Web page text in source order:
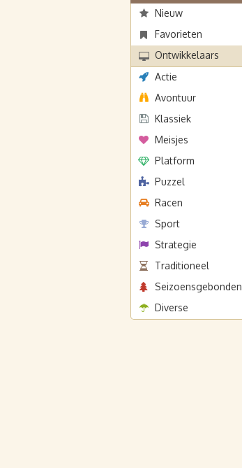
Nieuw
Favorieten
Ontwikkelaars
Actie
Avontuur
Klassiek
Meisjes
Platform
Puzzel
Racen
Sport
Strategie
Traditioneel
Seizoensgebonden
Diverse